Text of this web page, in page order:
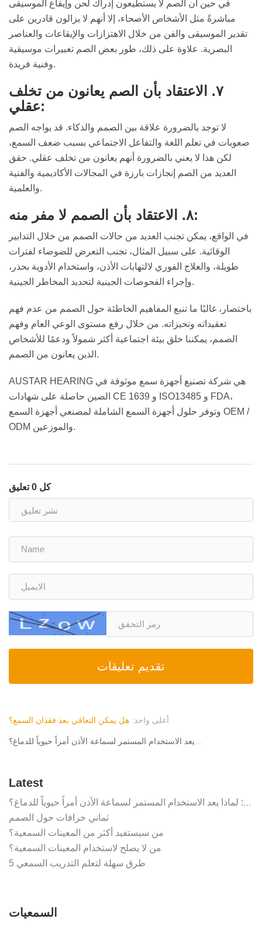
في حين أن الصم لا يستطيعون إدراك لحن وإيقاع الموسيقى
مباشرةً مثل الأشخاص الأصحاء، إلا أنهم لا يزالون قادرين على
تقدير الموسيقى والفن من خلال الاهتزازات والإيقاعات والعناصر
البصرية. علاوة على ذلك، طور بعض الصم تعبيرات موسيقية
وفنية فريدة.
٧. الاعتقاد بأن الصم يعانون من تخلف
عقلي:
لا توجد بالضرورة علاقة بين الصمم والذكاء. قد يواجه الصم
صعوبات في تعلم اللغة والتفاعل الاجتماعي بسبب ضعف السمع،
لكن هذا لا يعني بالضرورة أنهم يعانون من تخلف عقلي. حقق
العديد من الصم إنجازات بارزة في المجالات الأكاديمية والفنية
والعلمية.
٨. الاعتقاد بأن الصمم لا مفر منه:
في الواقع، يمكن تجنب العديد من حالات الصمم من خلال التدابير
الوقائية. على سبيل المثال، تجنب التعرض للضوضاء لفترات
طويلة، والعلاج الفوري لالتهابات الأذن، واستخدام الأدوية بحذر،
وإجراء الفحوصات الجينية لتحديد المخاطر الجينية.
باختصار، غالبًا ما تنبع المفاهيم الخاطئة حول الصمم من عدم فهم
تعقيداته وتحيزاته. من خلال رفع مستوى الوعي العام وفهم
الصمم، يمكننا خلق بيئة اجتماعية أكثر شمولاً ودعمًا للأشخاص
الذين يعانون من الصمم.
AUSTAR HEARING هي شركة تصنيع أجهزة سمع موثوقة في
الصين حاصلة على شهادات CE 1639 و ISO13485 و FDA،
وتوفر حلول أجهزة السمع الشاملة لمصنعي أجهزة السمع OEM /
ODM والموزعين.
كل 0 تعليق
تقديم تعليقات
أعلى واحد: هل يمكن التعافي بعد فقدان السمع؟
أسطورة "المناسبات الخاصة": لماذا يعد الاستخدام المستمر لسماعة الأذن أمراً حيوياً للدماغ؟
Latest
ثماني خرافات حول الصمم
من سيستفيد أكثر من المعينات السمعية؟
من لا يصلح لاستخدام المعينات السمعية؟
5 طرق سهلة لتعلم التدريب السمعي
السمعيات